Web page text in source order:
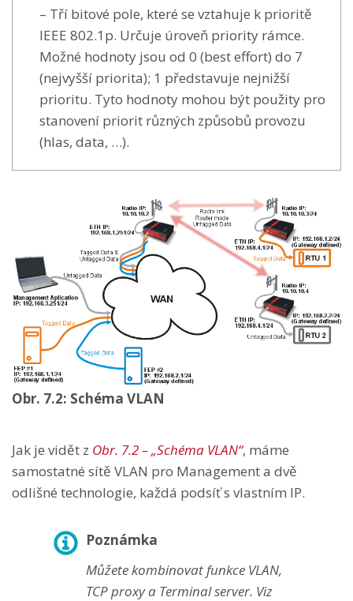
– Tří bitové pole, které se vztahuje k prioritě
IEEE 802.1p. Určuje úroveň priority rámce.
Možné hodnoty jsou od 0 (best effort) do 7
(nejvyšší priorita); 1 představuje nejnižší
prioritu. Tyto hodnoty mohou být použity pro
stanovení priorit různých způsobů provozu
(hlas, data, …).
Obr. 7.2: Schéma VLAN
Jak je vidět z Obr. 7.2 – „Schéma VLAN“, máme
samostatné sítě VLAN pro Management a dvě
odlišné technologie, každá podsíť s vlastním IP.
Poznámka
Můžete kombinovat funkce VLAN,
TCP proxy a Terminal server. Viz